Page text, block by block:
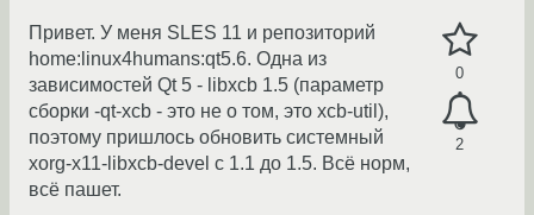
0
2
Привет. У меня SLES 11 и репозиторий
home:linux4humans:qt5.6. Одна из
зависимостей Qt 5 - libxcb 1.5 (параметр
сборки -qt-xcb - это не о том, это xcb-util),
поэтому пришлось обновить системный
xorg-x11-libxcb-devel с 1.1 до 1.5. Всё норм,
всё пашет.